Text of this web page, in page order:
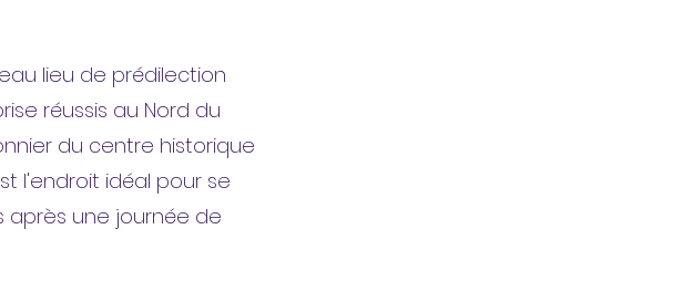
lieu de prédilection
réussis au Nord du
du centre historique
l'endroit idéal pour se
une journée de